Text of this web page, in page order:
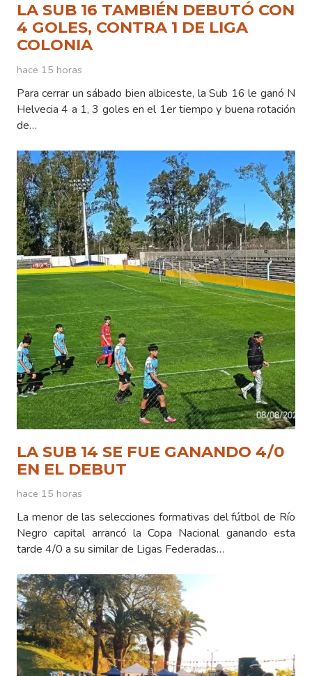
LA SUB 16 TAMBIÉN DEBUTÓ CON
4 GOLES, CONTRA 1 DE LIGA
COLONIA
hace 15 horas
Para cerrar un sábado bien albiceste, la Sub 16 le ganó N
Helvecia 4 a 1, 3 goles en el 1er tiempo y buena rotación
de…
LA SUB 14 SE FUE GANANDO 4/0
EN EL DEBUT
hace 15 horas
La menor de las selecciones formativas del fútbol de Río
Negro capital arrancó la Copa Nacional ganando esta
tarde 4/0 a su similar de Ligas Federadas…